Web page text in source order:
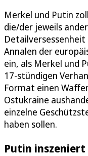
Merkel und Putin
die/der jeweils
Detailversessenheit
Annalen der
ein, als Merkel und
17-stündigen
Format einen
Ostukraine
einzelne
haben sollen.
Putin